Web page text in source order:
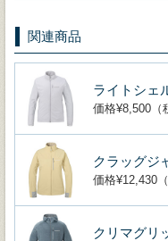
関連商品
ライトシェ
価格¥8,500（
クラッグジ
価格¥12,430（
クリマグリ